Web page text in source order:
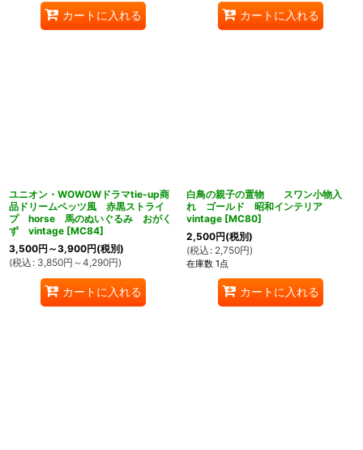
カートに入れる カートに入れる
ユニオン・WOWOWドラマtie-up商
品ドリームペッツ風 赤黒ストライ
プ horse 馬のぬいぐるみ おがく
ず vintage [MC84]
3,500円 ～3,900円(税別)
(税込 : 3,850円 ～4,290円)
カートに入れる
白鳥の親子の置物 スワン小物入
れ ゴールド 昭和インテリア
vintage [MC80]
2,500円(税別)
(税込 : 2,750円)
在庫数 1点
カートに入れる